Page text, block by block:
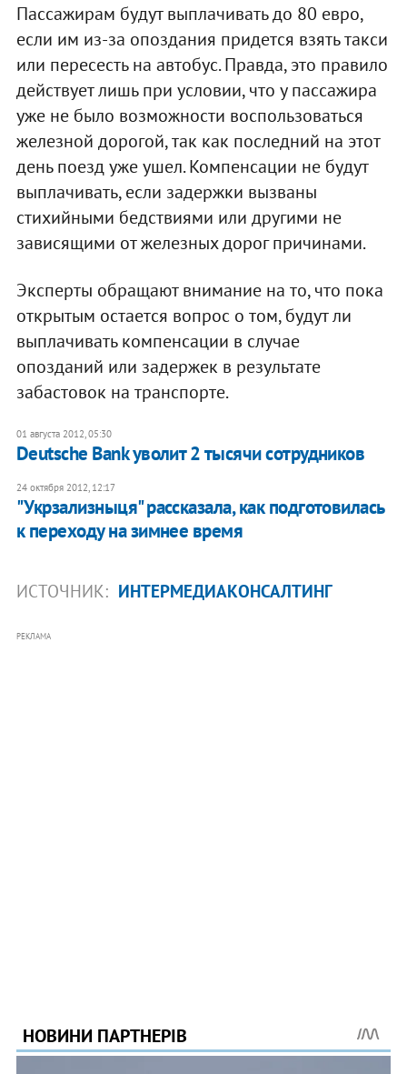
Пассажирам будут выплачивать до 80 евро,
если им из-за опоздания придется взять такси
или пересесть на автобус. Правда, это правило
действует лишь при условии, что у пассажира
уже не было возможности воспользоваться
железной дорогой, так как последний на этот
день поезд уже ушел. Компенсации не будут
выплачивать, если задержки вызваны
стихийными бедствиями или другими не
зависящими от железных дорог причинами.
Эксперты обращают внимание на то, что пока
открытым остается вопрос о том, будут ли
выплачивать компенсации в случае
опозданий или задержек в результате
забастовок на транспорте.
01 августа 2012, 05:30
Deutsche Bank уволит 2 тысячи сотрудников
24 октября 2012, 12:17
"Укрзализныця" рассказала, как подготовилась
к переходу на зимнее время
ИСТОЧНИК: ИНТЕРМЕДИАКОНСАЛТИНГ
РЕКЛАМА